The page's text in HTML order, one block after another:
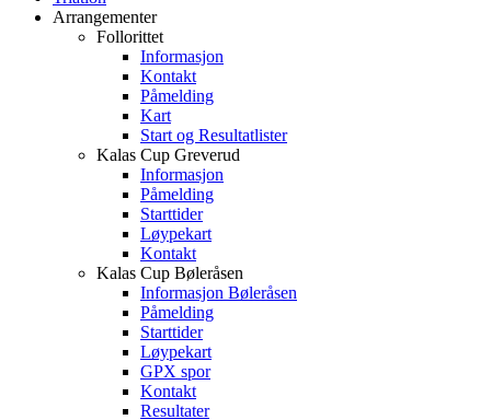
Arrangementer
Follorittet
Informasjon
Kontakt
Påmelding
Kart
Start og Resultatlister
Kalas Cup Greverud
Informasjon
Påmelding
Starttider
Løypekart
Kontakt
Kalas Cup Bøleråsen
Informasjon Bøleråsen
Påmelding
Starttider
Løypekart
GPX spor
Kontakt
Resultater